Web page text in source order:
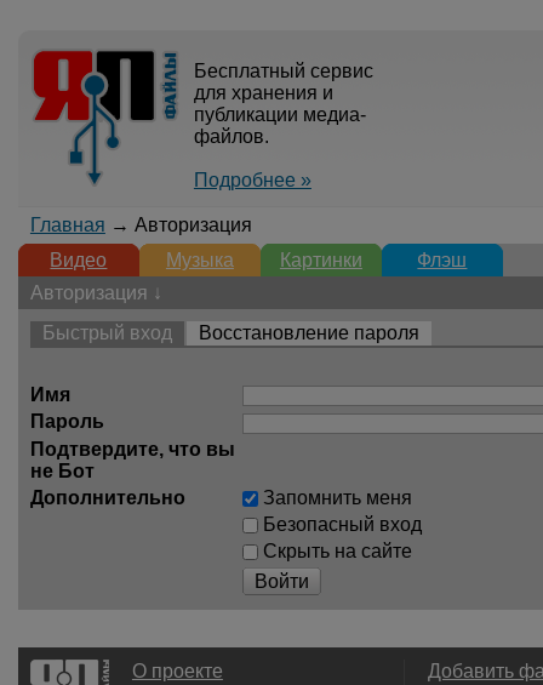
Бесплатный сервис
для хранения и
публикации медиа-
файлов.
Подробнее »
Главная → Авторизация
Видео
Музыка Картинки
Флэш
Авторизация ↓
Быстрый вход
Восстановление пароля
Имя
Пароль
Подтвердите, что вы
не Бот
Дополнительно
Запомнить меня
Безопасный вход
Скрыть на сайте
Войти
О проекте
Добавить